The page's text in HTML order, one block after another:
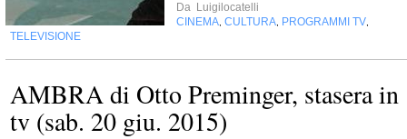
Da Luigilocatelli
CINEMA CULTURA PROGRAMMI TV
TELEVISIONE
AMBRA di Otto Preminger, stasera in
tv (sab. 20 giu. 2015)